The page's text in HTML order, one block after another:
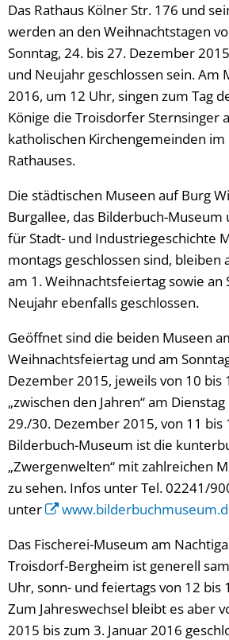
Das Rathaus Kölner Str. 176 und
werden an den Weihnachtstagen
Sonntag, 24. bis 27. Dezember
und Neujahr geschlossen sein. Am
2016, um 12 Uhr, singen zum Tag
Könige die Troisdorfer Sternsinger
katholischen Kirchengemeinden im
Rathauses.
Die städtischen Museen auf Burg
Burgallee, das Bilderbuch-Museum
für Stadt- und Industriegeschichte
montags geschlossen sind, bleiben
am 1. Weihnachtsfeiertag sowie an
Neujahr ebenfalls geschlossen.
Geöffnet sind die beiden Museen
Weihnachtsfeiertag und am
Dezember 2015, jeweils von 10 bis
„zwischen den Jahren“ am
29./30. Dezember 2015, von 11 bis
Bilderbuch-Museum ist die
„Zwergenwelten“ mit zahlreichen
zu sehen. Infos unter Tel. 02241/
unter
Das Fischerei-Museum am
Troisdorf-Bergheim ist generell
Uhr, sonn- und feiertags von 12 bis
Zum Jahreswechsel bleibt es aber
2015 bis zum 3. Januar 2016